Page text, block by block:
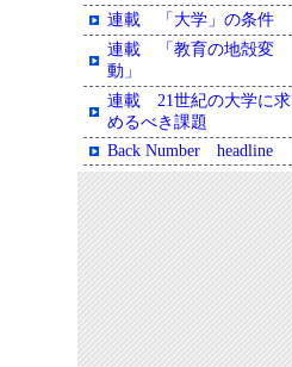
連載 「大学」の条件
連載 「教育の地殻変
動」
連載 21世紀の大学に求
めるべき課題
Back Number headline